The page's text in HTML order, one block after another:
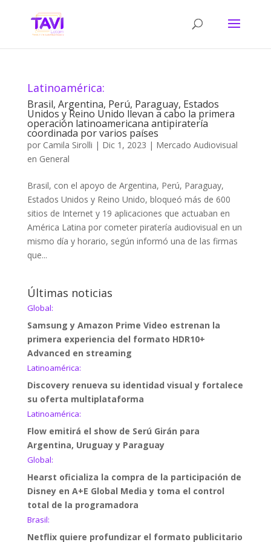
Latinoamérica:
Brasil, Argentina, Perú, Paraguay, Estados
Unidos y Reino Unido llevan a cabo la primera
operación latinoamericana antipiratería
coordinada por varios países
por Camila Sirolli | Dic 1, 2023 | Mercado Audiovisual
en General
Brasil, con el apoyo de Argentina, Perú, Paraguay,
Estados Unidos y Reino Unido, bloqueó más de 600
sitios de Internet y 19 aplicaciones que actuaban en
América Latina por cometer piratería audiovisual en un
mismo día y horario, según informó una de las firmas
que...
Últimas noticias
Global:
Samsung y Amazon Prime Video estrenan la
primera experiencia del formato HDR10+
Advanced en streaming
Latinoamérica:
Discovery renueva su identidad visual y fortalece
su oferta multiplataforma
Latinoamérica:
Flow emitirá el show de Serú Girán para
Argentina, Uruguay y Paraguay
Global:
Hearst oficializa la compra de la participación de
Disney en A+E Global Media y toma el control
total de la programadora
Brasil:
Netflix quiere profundizar el formato publicitario